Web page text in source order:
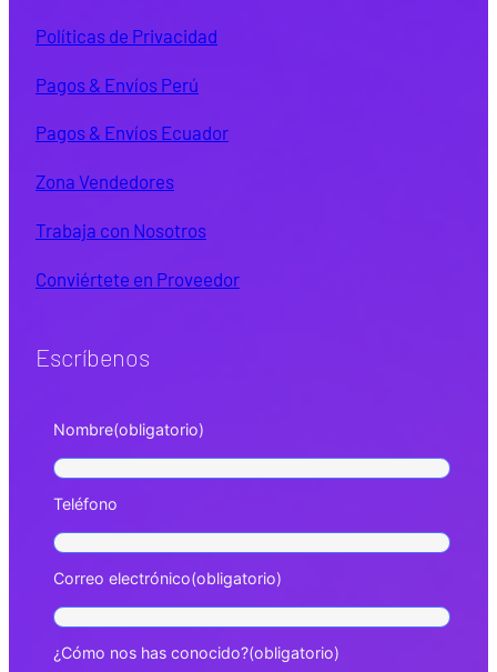
Políticas de Privacidad
Pagos & Envíos Perú
Pagos & Envíos Ecuador
Zona Vendedores
Trabaja con Nosotros
Conviértete en Proveedor
Escríbenos
Nombre(obligatorio)
Teléfono
Correo electrónico(obligatorio)
¿Cómo nos has conocido?(obligatorio)